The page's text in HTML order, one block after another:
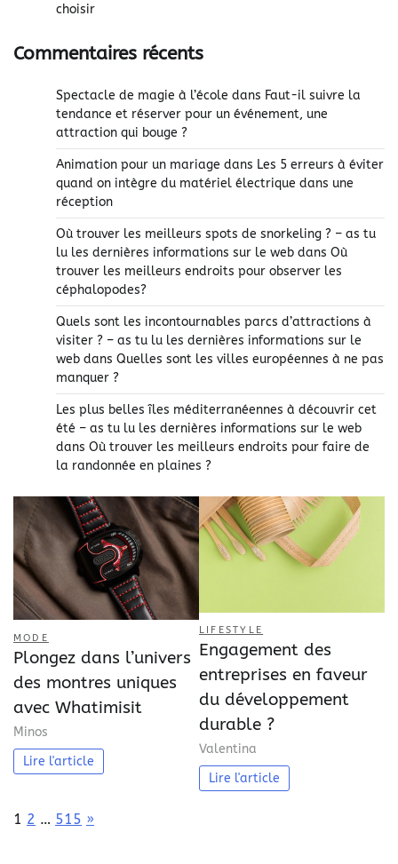
choisir
Commentaires récents
Spectacle de magie à l’école dans Faut-il suivre la
tendance et réserver pour un événement, une
attraction qui bouge ?
Animation pour un mariage dans Les 5 erreurs à éviter
quand on intègre du matériel électrique dans une
réception
Où trouver les meilleurs spots de snorkeling ? – as tu
lu les dernières informations sur le web dans Où
trouver les meilleurs endroits pour observer les
céphalopodes?
Quels sont les incontournables parcs d’attractions à
visiter ? – as tu lu les dernières informations sur le
web dans Quelles sont les villes européennes à ne pas
manquer ?
Les plus belles îles méditerranéennes à découvrir cet
été – as tu lu les dernières informations sur le web
dans Où trouver les meilleurs endroits pour faire de
la randonnée en plaines ?
MODE
Plongez dans l’univers
des montres uniques
avec Whatimisit
Minos
Lire l'article
LIFESTYLE
Engagement des
entreprises en faveur
du développement
durable ?
Valentina
Lire l'article
Page:
1 2 … 515 Next
»